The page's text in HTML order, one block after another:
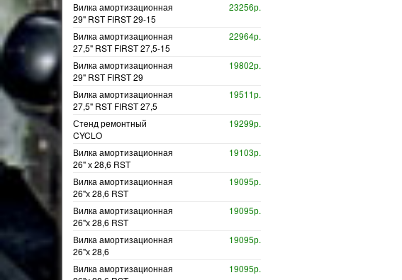
Вилка амортизационная
29" RST FIRST 29-15
23256р.
Вилка амортизационная
27,5" RST FIRST 27,5-15
22964р.
Вилка амортизационная
29" RST FIRST 29
19802р.
Вилка амортизационная
27,5" RST FIRST 27,5
19511р.
Стенд ремонтный
CYCLO
19299р.
Вилка амортизационная
26" х 28,6 RST
19103р.
Вилка амортизационная
26"х 28,6 RST
19095р.
Вилка амортизационная
26"х 28,6 RST
19095р.
Вилка амортизационная
26"х 28,6
19095р.
Вилка амортизационная
19095р.